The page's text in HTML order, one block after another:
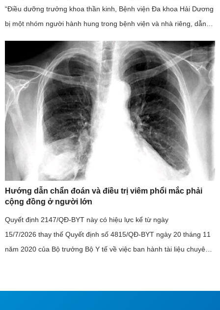
“Điều dưỡng trưởng khoa thần kinh, Bệnh viện Đa khoa Hải Dương
bị một nhóm người hành hung trong bệnh viện và nhà riêng, dẫn
Hướng dẫn chẩn đoán và điều trị viêm phổi mắc phải
cộng đồng ở người lớn
Quyết định 2147/QĐ-BYT này có hiệu lực kể từ ngày
15/7/2026 thay thế Quyết định số 4815/QĐ-BYT ngày 20 tháng 11
năm 2020 của Bộ trưởng Bộ Y tế về việc ban hành tài liệu chuyên